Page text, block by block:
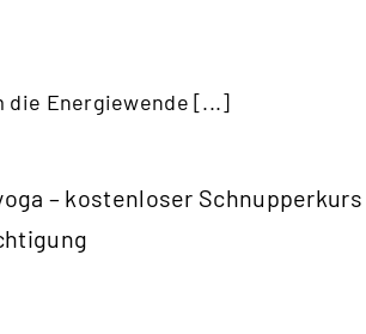
die Energiewende [...]
– kostenloser Schnupperkurs